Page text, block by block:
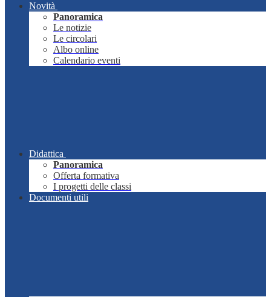
Novità
Panoramica
Le notizie
Le circolari
Albo online
Calendario eventi
Didattica
Panoramica
Offerta formativa
I progetti delle classi
Documenti utili